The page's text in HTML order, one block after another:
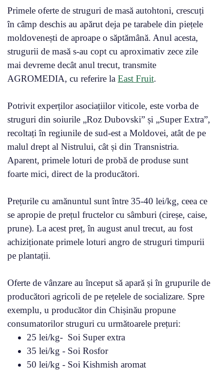
Primele oferte de struguri de masă autohtoni, crescuți
în câmp deschis au apărut deja pe tarabele din piețele
moldovenești de aproape o săptămână. Anul acesta,
strugurii de masă s-au copt cu aproximativ zece zile
mai devreme decât anul trecut, transmite
AGROMEDIA, cu referire la East Fruit.
Potrivit experților asociațiilor viticole, este vorba de
struguri din soiurile „Roz Dubovski” și „Super Extra”,
recoltați în regiunile de sud-est a Moldovei, atât de pe
malul drept al Nistrului, cât și din Transnistria.
Aparent, primele loturi de probă de produse sunt
foarte mici, direct de la producători.
Prețurile cu amănuntul sunt între 35-40 lei/kg, ceea ce
se apropie de prețul fructelor cu sâmburi (cireșe, caise,
prune). La acest preț, în august anul trecut, au fost
achiziționate primele loturi angro de struguri timpurii
pe plantații.
Oferte de vânzare au început să apară și în grupurile de
producători agricoli de pe rețelele de socializare. Spre
exemplu, u producător din Chișinău propune
consumatorilor struguri cu următoarele prețuri:
25 lei/kg- Soi Super extra
35 lei/kg - Soi Rosfor
50 lei/kg - Soi Kishmish aromat